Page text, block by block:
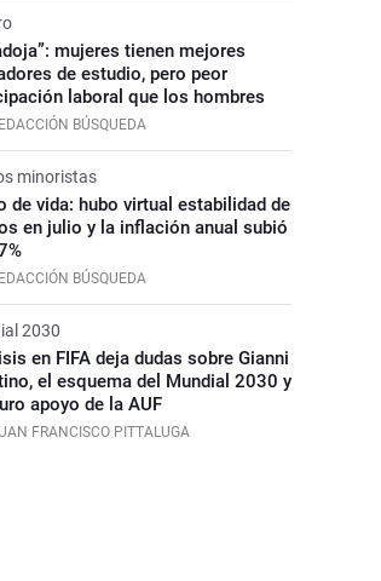
mujeres tienen mejores
de estudio, pero peor
laboral que los hombres
BÚSQUEDA
minoristas
de vida: hubo virtual estabilidad de
en julio y la inflación anual subió
BÚSQUEDA
2030
en FIFA deja dudas sobre Gianni
el esquema del Mundial 2030 y
apoyo de la AUF
FRANCISCO PITTALUGA